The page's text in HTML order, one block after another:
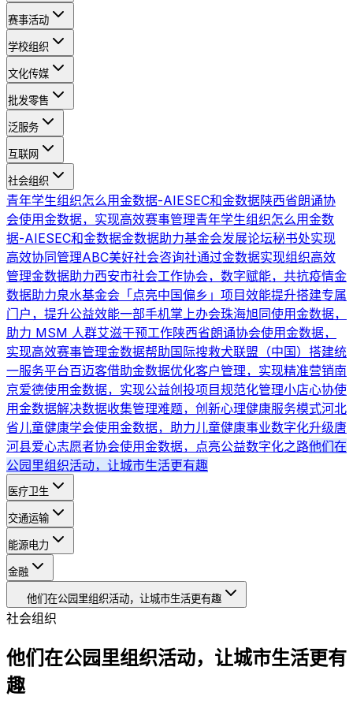
赛事活动
学校组织
文化传媒
批发零售
泛服务
互联网
社会组织
青年学生组织怎么用金数据-AIESEC和金数据陕西省朗诵协
会使用金数据，实现高效赛事管理青年学生组织怎么用金数
据-AIESEC和金数据金数据助力基金会发展论坛秘书处实现
高效协同管理ABC美好社会咨询社通过金数据实现组织高效
管理金数据助力西安市社会工作协会，数字赋能，共抗疫情金
数据助力泉水基金会「点亮中国偏乡」项目效能提升搭建专属
门户，提升公益效能一部手机掌上办会珠海旭同使用金数据，
助力 MSM 人群艾滋干预工作陕西省朗诵协会使用金数据，
实现高效赛事管理金数据帮助国际搜救犬联盟（中国）搭建统
一服务平台百迈客借助金数据优化客户管理，实现精准营销南
京爱德使用金数据，实现公益创投项目规范化管理小店心协使
用金数据解决数据收集管理难题，创新心理健康服务模式河北
省儿童健康学会使用金数据，助力儿童健康事业数字化升级唐
河县爱心志愿者协会使用金数据，点亮公益数字化之路他们在
公园里组织活动，让城市生活更有趣
医疗卫生
交通运输
能源电力
金融
他们在公园里组织活动，让城市生活更有趣
社会组织
他们在公园里组织活动，让城市生活更有
趣